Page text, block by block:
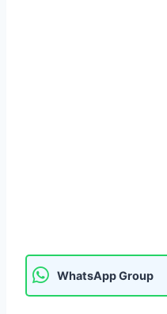
WhatsApp Group